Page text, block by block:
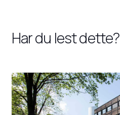
Har du lest dette?